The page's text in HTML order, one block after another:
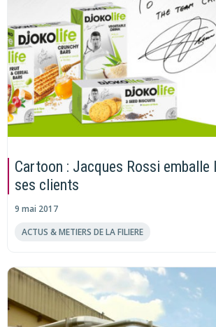
Cartoon : Jacques Rossi emballe
ses clients
9 mai 2017
ACTUS & METIERS DE LA FILIERE